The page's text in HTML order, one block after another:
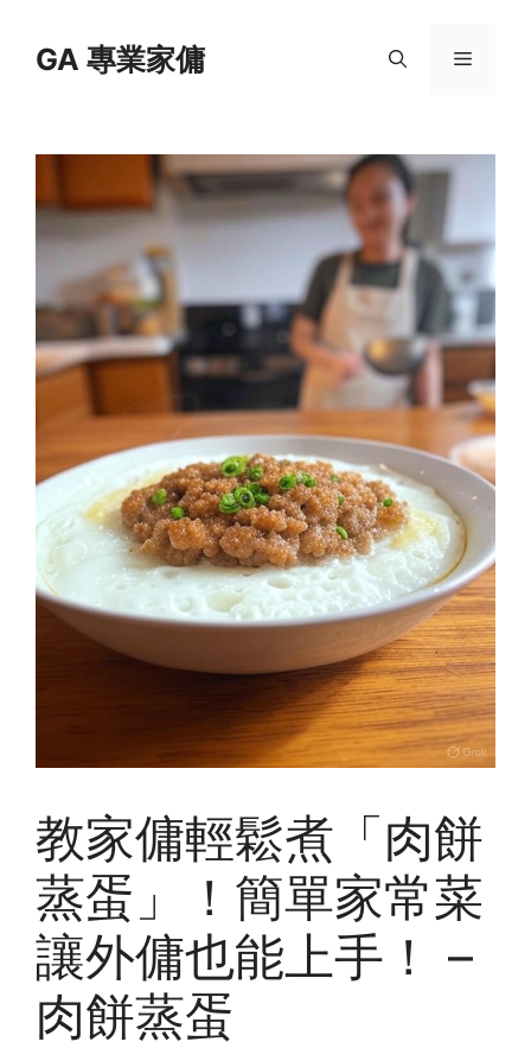
contentGA 專業家傭 Menu
教家傭輕鬆煮「肉餅
蒸蛋」！簡單家常菜
讓外傭也能上手！ –
肉餅蒸蛋